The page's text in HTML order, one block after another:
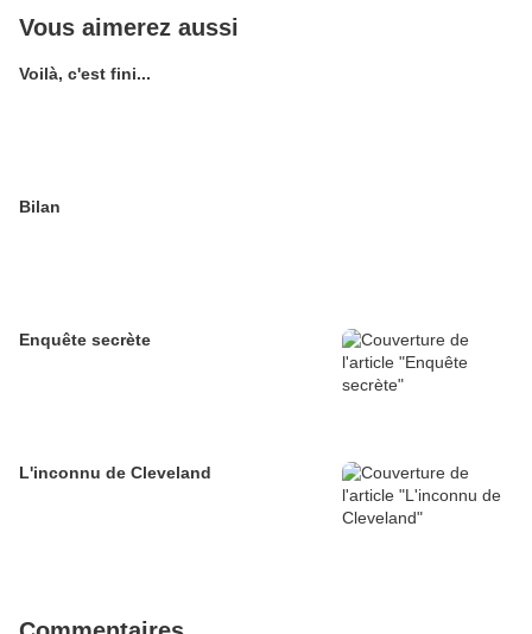
Vous aimerez aussi
Voilà, c'est fini...
Bilan
Enquête secrète
L'inconnu de Cleveland